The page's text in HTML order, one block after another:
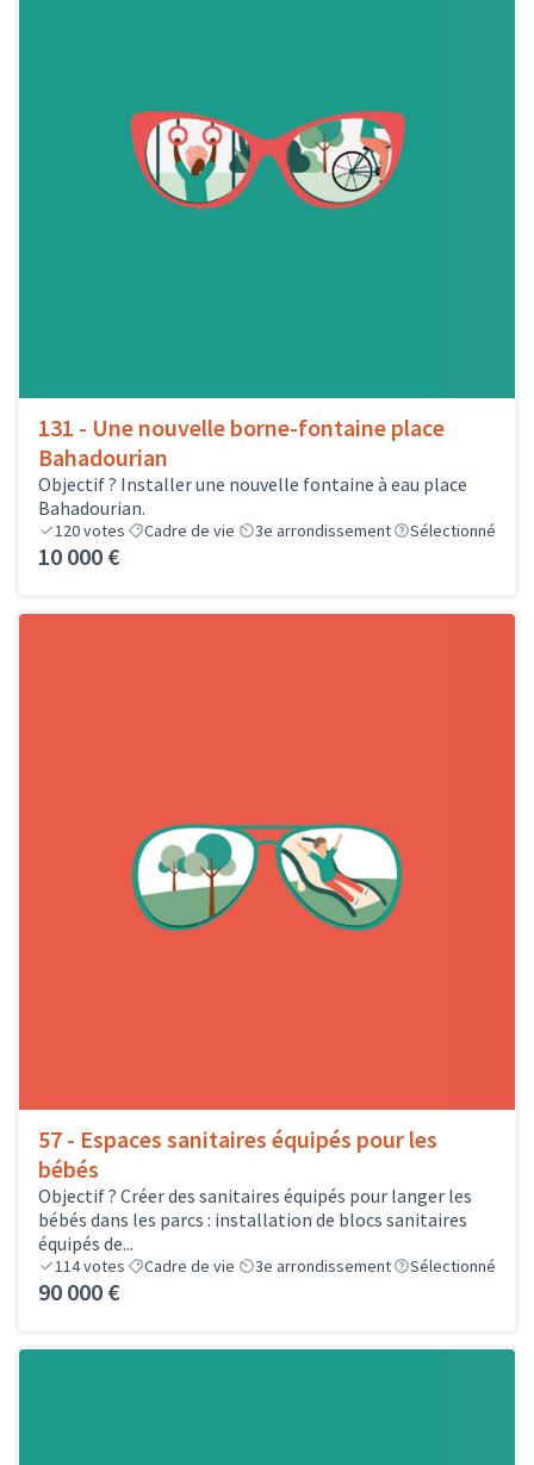
131 - Une nouvelle borne-fontaine place
Bahadourian
Objectif ? Installer une nouvelle fontaine à eau place
Bahadourian.
120votes Cadre de vie 3e arrondissement Sélectionné
10 000 €
57 - Espaces sanitaires équipés pour les
bébés
Objectif ? Créer des sanitaires équipés pour langer les
bébés dans les parcs : installation de blocs sanitaires
équipés de...
114votes Cadre de vie 3e arrondissement Sélectionné
90 000 €